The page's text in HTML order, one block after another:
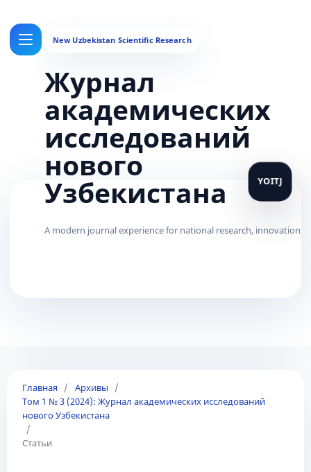
Журнал
академических
исследований
нового
Узбекистана
Главная / Архивы
/
Том 1 № 3 (2024): Журнал академических исследований
нового Узбекистана
/
Статьи